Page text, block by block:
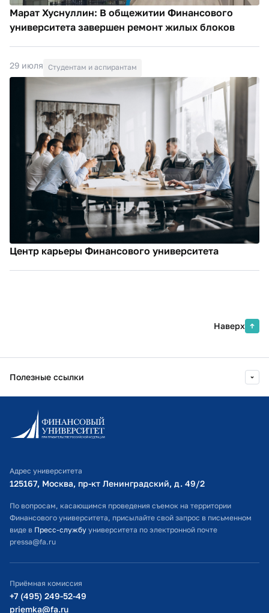
Марат Хуснуллин: В общежитии Финансового
университета завершен ремонт жилых блоков
29 июля Студентам и аспирантам
Центр карьеры Финансового университета
Наверх
Полезные ссылки
Информационно-образовательный портал
Личный кабинет поступающего
Оплата обучения
Расписание занятий
Студенческий офис
Официальный адрес электронной почты
Министерство просвещения РФ
Адрес университета
125167, Москва, пр-кт Ленинградский, д. 49/2​
По вопросам, касающимся проведения съемок на территории
Финансового университета, присылайте свой запрос в письменном
виде в Пресс-службу университета по электронной почте
pressa@fa.ru
Приёмная комиссия
+7 (495) 249-52-49
priemka@fa.ru